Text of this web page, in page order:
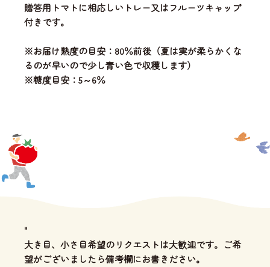
贈答用トマトに相応しいトレー又はフルーツキャップ
付きです。
※お届け熟度の目安：80％前後（夏は実が柔らかくな
るのが早いので少し青い色で収穫します）
※糖度目安：5～6％
"
大き目、小さ目希望のリクエストは大歓迎です。ご希
望がございましたら備考欄にお書きださい。